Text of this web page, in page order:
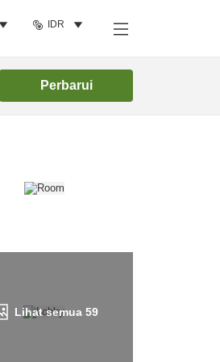
IDR
Perbarui
Lihat semua 59
Cari kamar